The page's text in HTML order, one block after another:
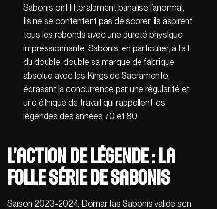
Sabonis ont littéralement banalisé l’anormal.
Ils ne se contentent pas de scorer, ils aspirent
tous les rebonds avec une dureté physique
impressionnante. Sabonis, en particulier, a fait
du double-double sa marque de fabrique
absolue avec les Kings de Sacramento,
écrasant la concurrence par une régularité et
une éthique de travail qui rappellent les
légendes des années 70 et 80.
L’action de légende : La
folle série de Sabonis
Saison 2023-2024. Domantas Sabonis valide son